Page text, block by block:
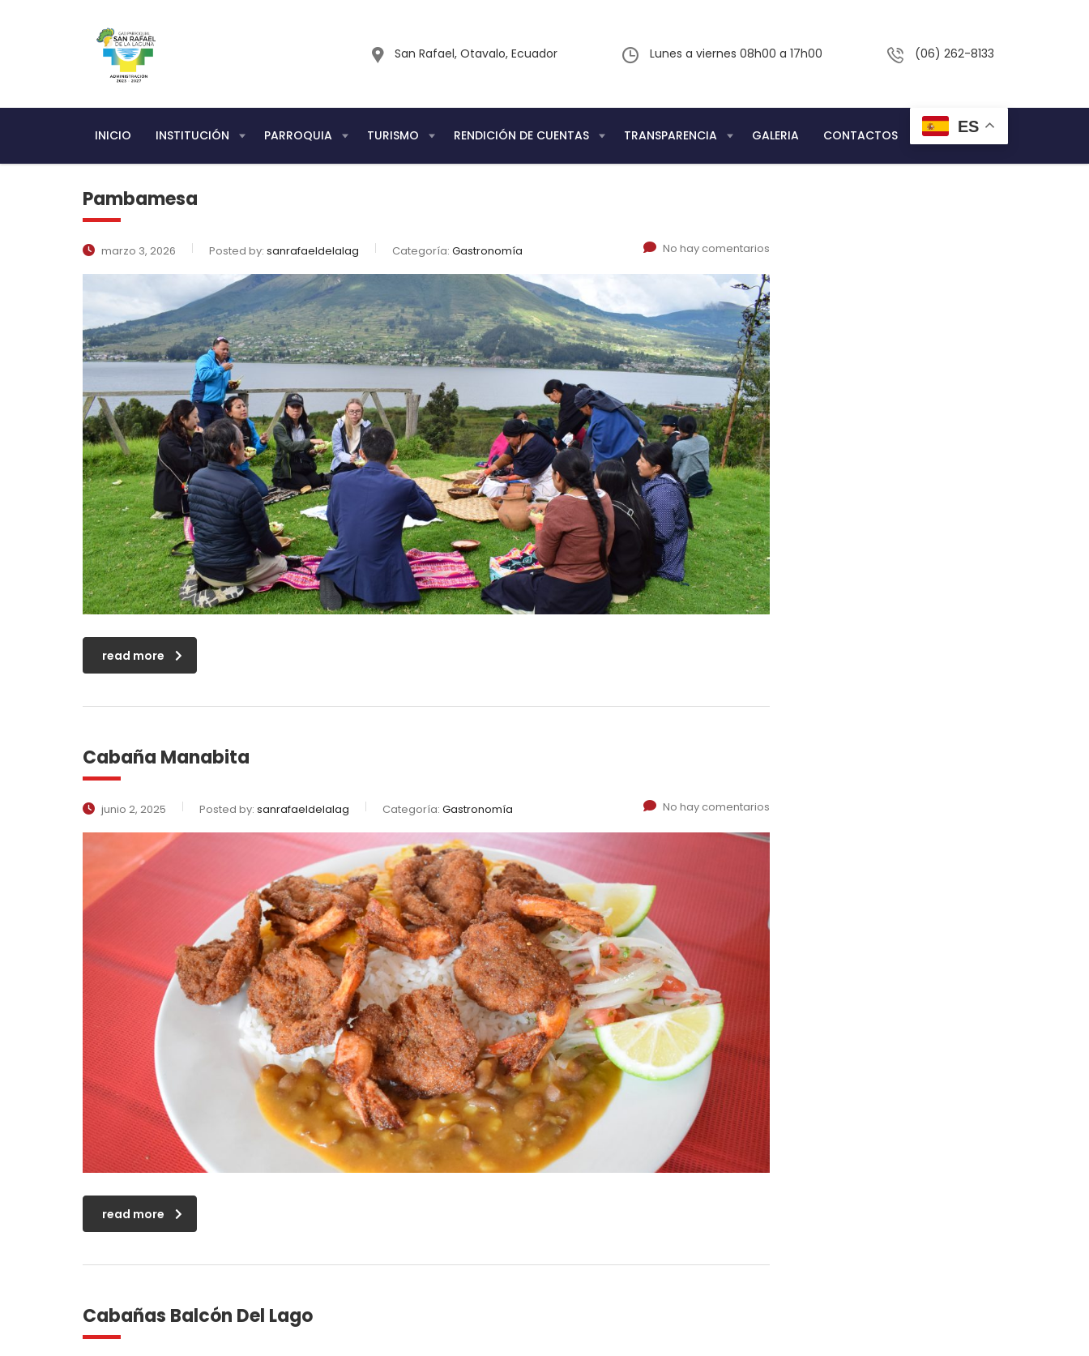
San Rafael, Otavalo, Ecuador Lunes a viernes 08h00 a 17h00 (06) 262-8133
INICIO INSTITUCIÓN PARROQUIA TURISMO RENDICIÓN DE CUENTAS TRANSPARENCIA GALERIA CONTACTOS
ES
Pambamesa
marzo 3, 2026 Posted by: sanrafaeldelalag Categoría: Gastronomía No hay comentarios
read more
Cabaña Manabita
junio 2, 2025 Posted by: sanrafaeldelalag Categoría: Gastronomía No hay comentarios
read more
Cabañas Balcón Del Lago